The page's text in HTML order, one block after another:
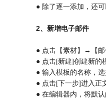
● 除了逐一添加，还
2、新增电子邮件
● 点击【素材】→【邮
● 点击[新建]创建新的
● 输入模板的名称，
● 点击[下一步]进入正
● 在编辑器内，将默